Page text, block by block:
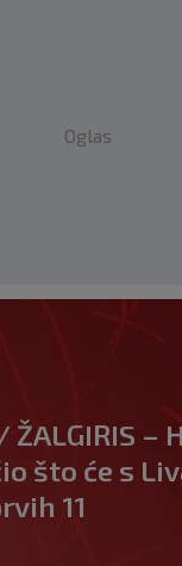
Oglas
ŽALGIRIS –
što će s
11